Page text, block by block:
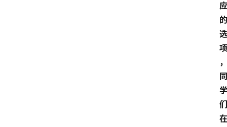
应
的
选
项
，
同
学
们
在